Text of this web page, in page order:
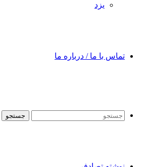
یزد
تماس با ما / درباره ما
جستجو